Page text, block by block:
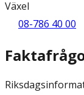
Växel
08-786 40 00